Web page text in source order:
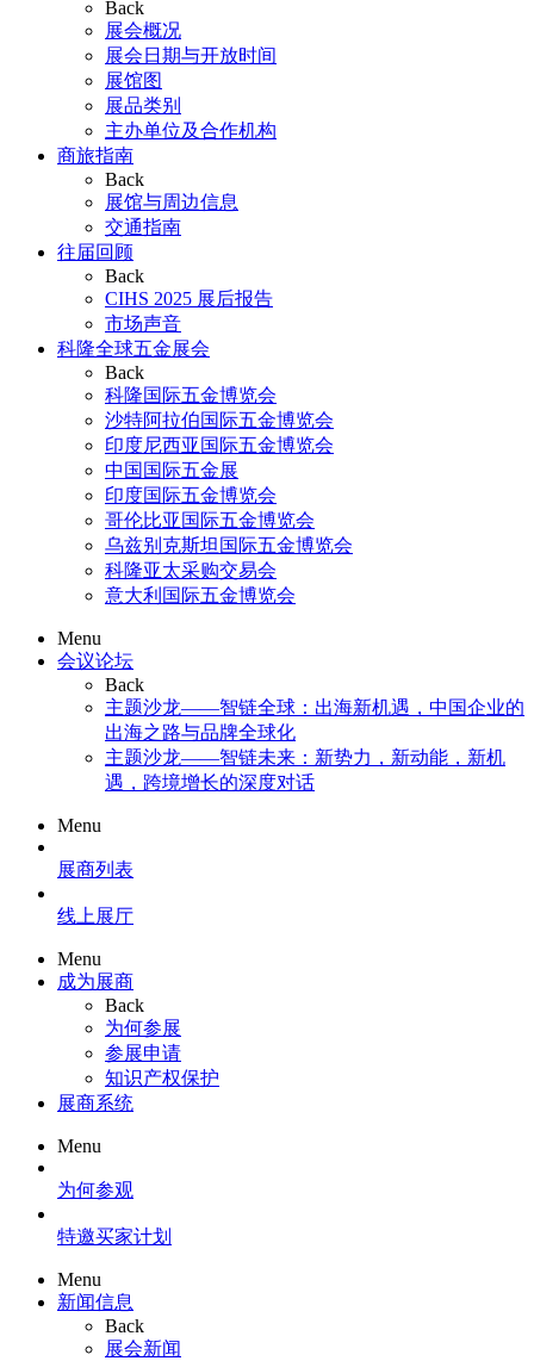
Back
展会概况
展会日期与开放时间
展馆图
展品类别
主办单位及合作机构
商旅指南
Back
展馆与周边信息
交通指南
往届回顾
Back
CIHS 2025 展后报告
市场声音
科隆全球五金展会
Back
科隆国际五金博览会
沙特阿拉伯国际五金博览会
印度尼西亚国际五金博览会
中国国际五金展
印度国际五金博览会
哥伦比亚国际五金博览会
乌兹别克斯坦国际五金博览会
科隆亚太采购交易会
意大利国际五金博览会
Menu
会议论坛
Back
主题沙龙——智链全球：出海新机遇，中国企业的
出海之路与品牌全球化
主题沙龙——智链未来：新势力，新动能，新机
遇，跨境增长的深度对话
Menu
展商列表
线上展厅
Menu
成为展商
Back
为何参展
参展申请
知识产权保护
展商系统
Menu
为何参观
特邀买家计划
Menu
新闻信息
Back
展会新闻